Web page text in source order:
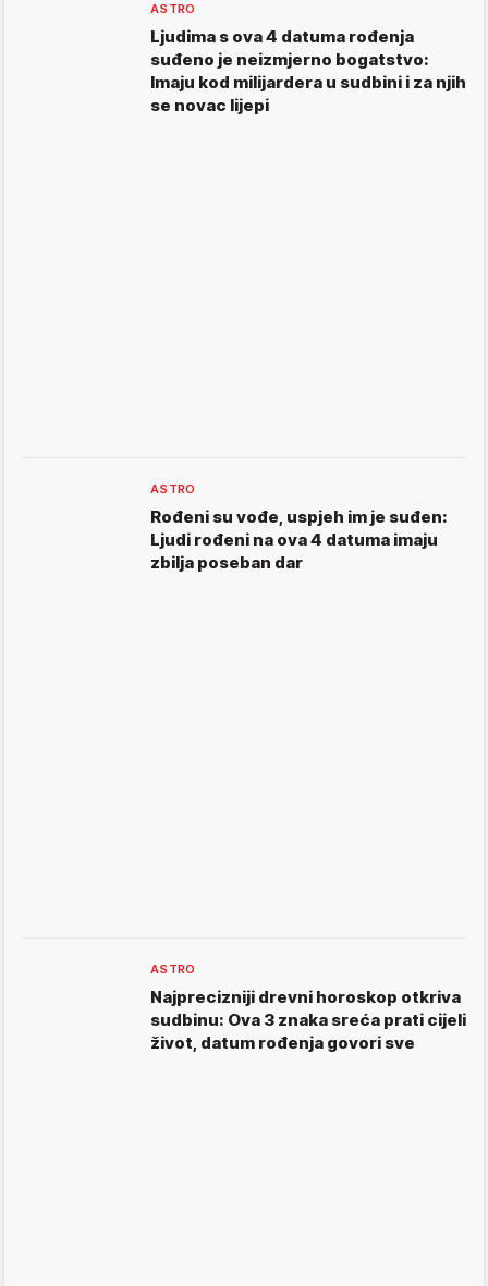
ASTRO
Ljudima s ova 4 datuma rođenja
suđeno je neizmjerno bogatstvo:
Imaju kod milijardera u sudbini i za njih
se novac lijepi
ASTRO
Rođeni su vođe, uspjeh im je suđen:
Ljudi rođeni na ova 4 datuma imaju
zbilja poseban dar
ASTRO
Najprecizniji drevni horoskop otkriva
sudbinu: Ova 3 znaka sreća prati cijeli
život, datum rođenja govori sve